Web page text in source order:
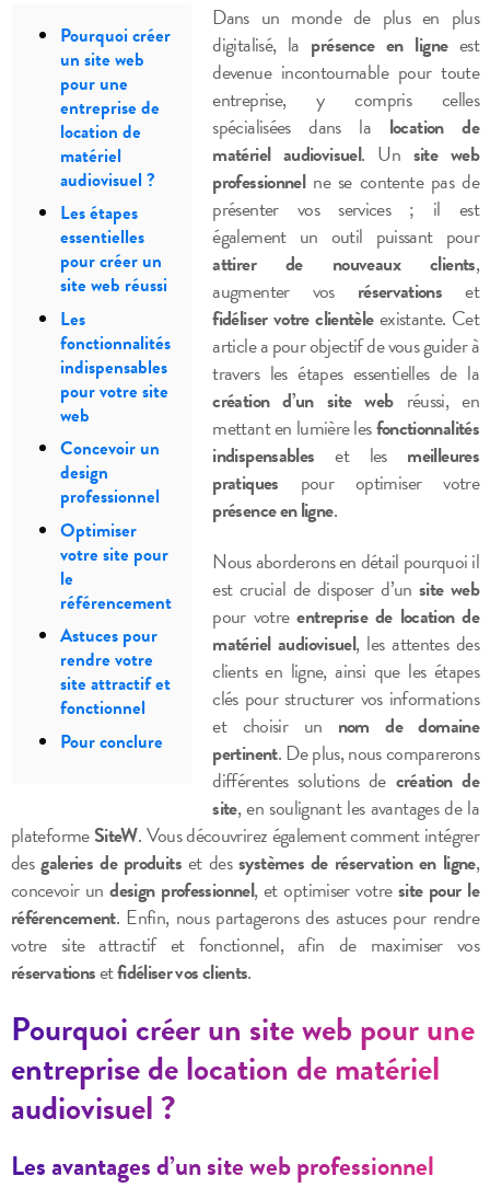
Pourquoi créer
un site web
pour une
entreprise de
location de
matériel
audiovisuel ?
Les étapes
essentielles
pour créer un
site web réussi
Les
fonctionnalités
indispensables
pour votre site
web
Concevoir un
design
professionnel
Optimiser
votre site pour
le
référencement
Astuces pour
rendre votre
site attractif et
fonctionnel
Pour conclure
Dans un monde de plus en plus
digitalisé, la présence en ligneest
devenue incontournable pour toute
entreprise, y compris celles
spécialisées dans la location de
matériel audiovisuel. Un site web
professionnelne se contente pas de
présenter vos services ; il est
également un outil puissant pour
attirer de nouveaux clients,
augmenter vos réservations et
fidéliser votre clientèleexistante. Cet
article a pour objectif de vous guider à
travers les étapes essentielles de la
création d’un site webréussi, en
mettant en lumière lesfonctionnalités
indispensables et les meilleures
pratiques pour optimiser votre
présence en ligne.
Nous aborderons en détail pourquoi il
est crucial de disposer d’unsite web
pour votreentreprise de location de
matériel audiovisuel, les attentes des
clients en ligne, ainsi que les étapes
clés pour structurer vos informations
et choisir un nom de domaine
pertinent. De plus, nous comparerons
différentes solutions de création de
site, en soulignant les avantages de la
plateformeSiteW. Vous découvrirez également comment intégrer
desgaleries de produitset dessystèmes de réservation en ligne,
concevoir undesign professionnel, et optimiser votresite pour le
référencement. Enfin, nous partagerons des astuces pour rendre
votre site attractif et fonctionnel, afin de maximiser vos
réservationsetfidéliser vos clients.
Pourquoi créer un site web pour une
entreprise de location de matériel
audiovisuel ?
Les avantages d’un site web professionnel